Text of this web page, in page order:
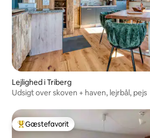
Lejlighed i Triberg
Udsigt over skoven + haven, lejrbål, pejs
Bedste gæstefavorit
Gæstefavorit